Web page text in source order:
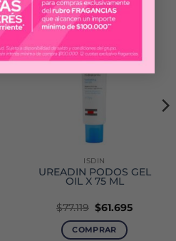
-20%
ISDIN
UREADIN PODOS GEL
OIL X 75 ML
$77.119 El
precio
original
era:
$61.695El
COMPRAR